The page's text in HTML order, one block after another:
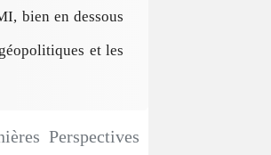
bien en dessous
et les
Perspectives